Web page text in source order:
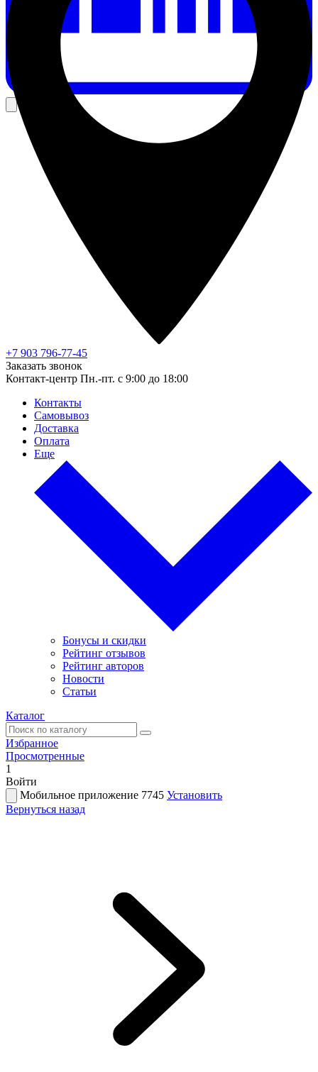
+7 903 796-77-45
Заказать звонок
Контакт-центр Пн.-пт. с 9:00 до 18:00
Контакты
Самовывоз
Доставка
Оплата
Еще
Бонусы и скидки
Рейтинг отзывов
Рейтинг авторов
Новости
Статьи
Каталог
Избранное
Просмотренные
1
Войти
Мобильное приложение 7745 Установить
Вернуться назад